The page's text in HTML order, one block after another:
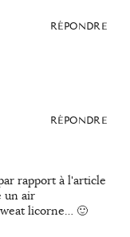
RÉPONDRE
RÉPONDRE
rapport à l'article
un air
licorne… 🙂